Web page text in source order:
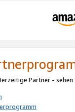
Partner - sehen